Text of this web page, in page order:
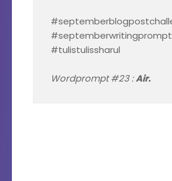
#tulistulissharul
Wordprompt #23 :Air.